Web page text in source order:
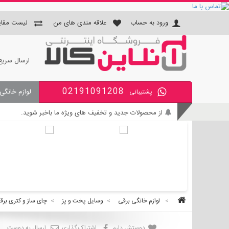
ورود به حساب علاقه مندی های من لیست
ارسال
پشتیبانی 02191091208 لوازم
از محصولات جدید و تخفیف های ویژه ما باخبر شوید.
بی واسطه و مطمئن خرید کنید.
> لوازم خانگی برقی > وسایل پخت و پز > چای ساز و کتری